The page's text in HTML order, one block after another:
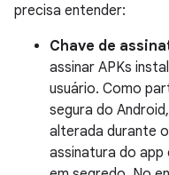
precisa entender:
Chave de
assinar APKs
usuário. Como
segura do
alterada durante
assinatura do app